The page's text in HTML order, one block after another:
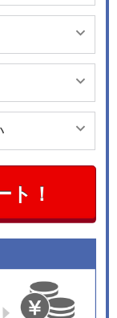
ト！